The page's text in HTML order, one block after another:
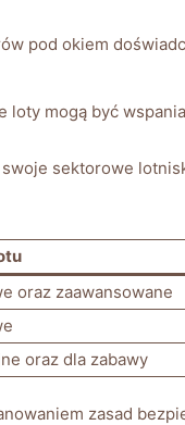
pod okiem
mogą być
sektorowe
oraz zaawansowane
oraz‍ dla zabawy
zasad